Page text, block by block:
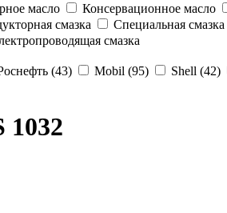
масло Консервационное масло
смазка Специальная смазка
смазка
(43) Mobil (95) Shell (42)
1032